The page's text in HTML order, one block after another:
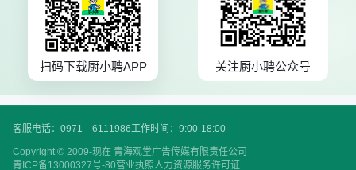
扫码下载厨小聘APP 关注厨小聘公众号
客服电话：0971—6111986工作时间：9:00-18:00
Copyright © 2009-现在 青海观堂广告传媒有限责任公司
青ICP备13000327号-80营业执照人力资源服务许可证